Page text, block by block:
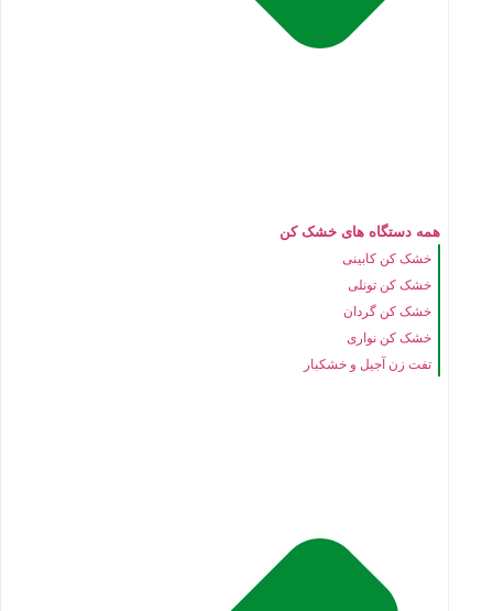
همه دستگاه های خشک کن
خشک کن کابینی
خشک کن تونلی
خشک کن گردان
خشک کن نواری
تفت زن آجیل و خشکبار